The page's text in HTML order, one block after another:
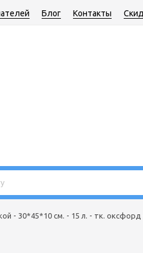
Блог Контакты
- 30*45*10 см. - 15 л. - тк. оксфорд